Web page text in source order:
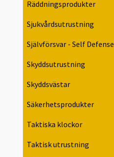
Räddningsprodukter
Sjukvårdsutrustning
Självförsvar - Self Defense
Skyddsutrustning
Skyddsvästar
Säkerhetsprodukter
Taktiska klockor
Taktisk utrustning